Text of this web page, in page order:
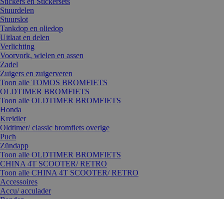
Stuurdelen
Stuurslot
Tankdop en oliedop
Uitlaat en delen
Verlichting
Voorvork, wielen en assen
Zadel
Zuigers en zuigerveren
Toon alle TOMOS BROMFIETS
OLDTIMER BROMFIETS
Toon alle OLDTIMER BROMFIETS
Honda
Kreidler
Oldtimer/ classic bromfiets overige
Puch
Zündapp
Toon alle OLDTIMER BROMFIETS
CHINA 4T SCOOTER/ RETRO
Toon alle CHINA 4T SCOOTER/ RETRO
Accessoires
Accu/ acculader